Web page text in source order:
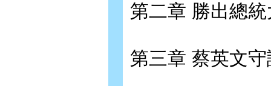
第二章 勝出總
第三章 蔡英文